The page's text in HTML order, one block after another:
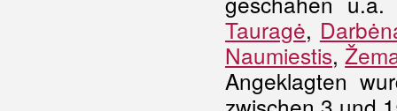
Tauragė,
Naumiestis,
Angeklagten